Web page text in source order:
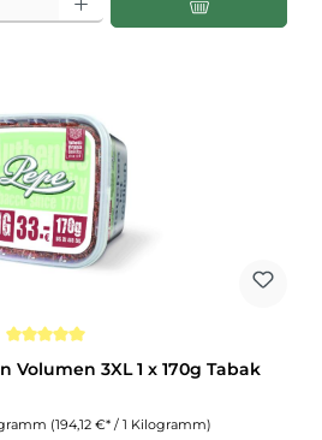
Volumen 3XL 1 x 170g Tabak
(194,12 €* / 1 Kilogramm)